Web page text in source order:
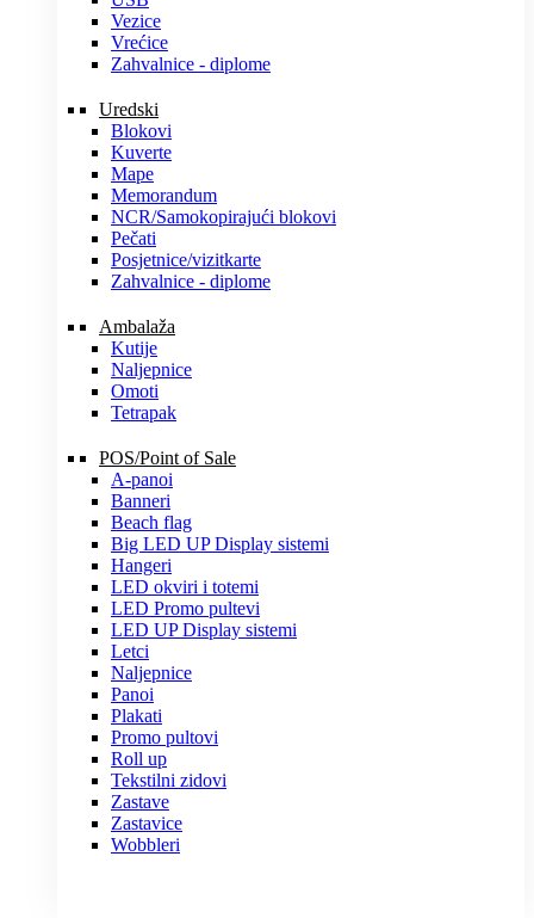
Vezice
Vrećice
Zahvalnice - diplome
Uredski
Blokovi
Kuverte
Mape
Memorandum
NCR/Samokopirajući blokovi
Pečati
Posjetnice/vizitkarte
Zahvalnice - diplome
Ambalaža
Kutije
Naljepnice
Omoti
Tetrapak
POS/Point of Sale
A-panoi
Banneri
Beach flag
Big LED UP Display sistemi
Hangeri
LED okviri i totemi
LED Promo pultevi
LED UP Display sistemi
Letci
Naljepnice
Panoi
Plakati
Promo pultovi
Roll up
Tekstilni zidovi
Zastave
Zastavice
Wobbleri